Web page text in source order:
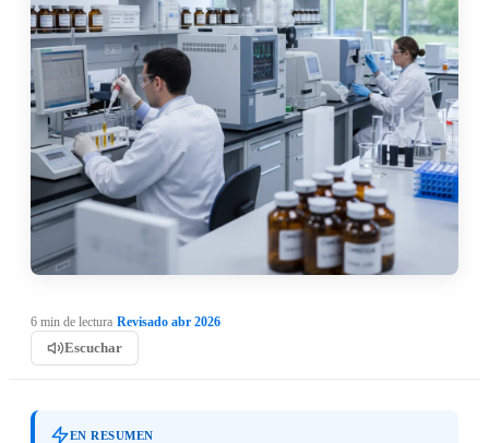
6 min de lectura Revisado abr 2026
Escuchar
EN RESUMEN